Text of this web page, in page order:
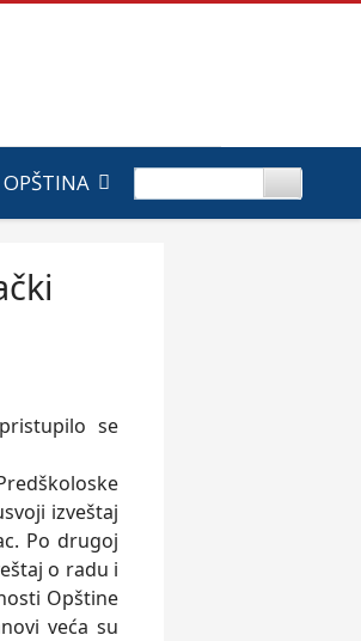
OPŠTINA
se
izveštaj
Po drugoj
o radu i
Opštine
veća su